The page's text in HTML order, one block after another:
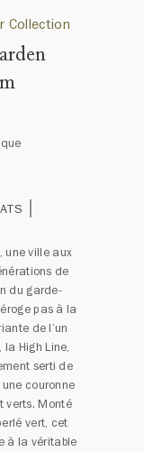
Collection
une ville aux
de
du garde-
pas à la
de l’un
High Line,
serti de
couronne
verts. Monté
vert, cet
à la véritable